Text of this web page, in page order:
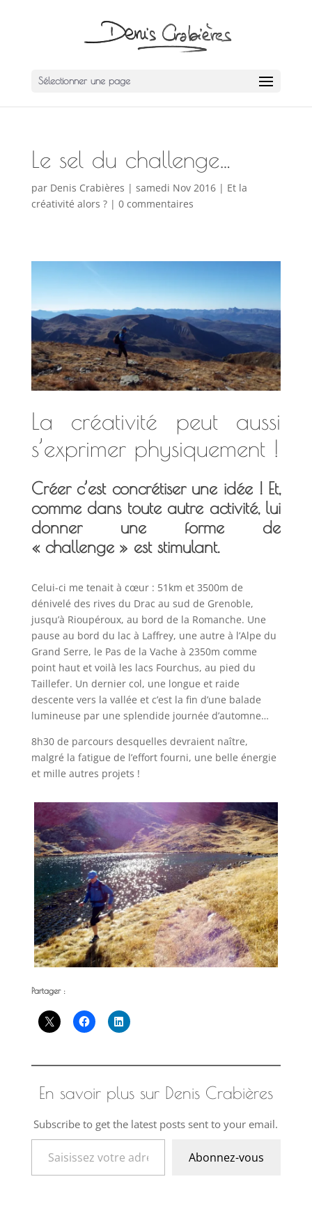
Sélectionner une page
Le sel du challenge…
par Denis Crabières | samedi Nov 2016| Et la
créativité alors ?| 0 commentaires
La créativité peut aussi
s’exprimer physiquement !
Créer c’est concrétiser une idée ! Et,
comme dans toute autre activité, lui
donner une forme de
« challenge » est stimulant.
Celui-ci me tenait à cœur : 51km et 3500m de
dénivelé des rives du Drac au sud de Grenoble,
jusqu’à Rioupéroux, au bord de la Romanche. Une
pause au bord du lac à Laffrey, une autre à l’Alpe du
Grand Serre, le Pas de la Vache à 2350m comme
point haut et voilà les lacs Fourchus, au pied du
Taillefer. Un dernier col, une longue et raide
descente vers la vallée et c’est la fin d’une balade
lumineuse par une splendide journée d’automne…
8h30 de parcours desquelles devraient naître,
malgré la fatigue de l’effort fourni, une belle énergie
et mille autres projets !
Partager :
En savoir plus sur Denis Crabières
Subscribe to get the latest posts sent to your email.
Saisissez votre adresse e-mail…
Abonnez-vous